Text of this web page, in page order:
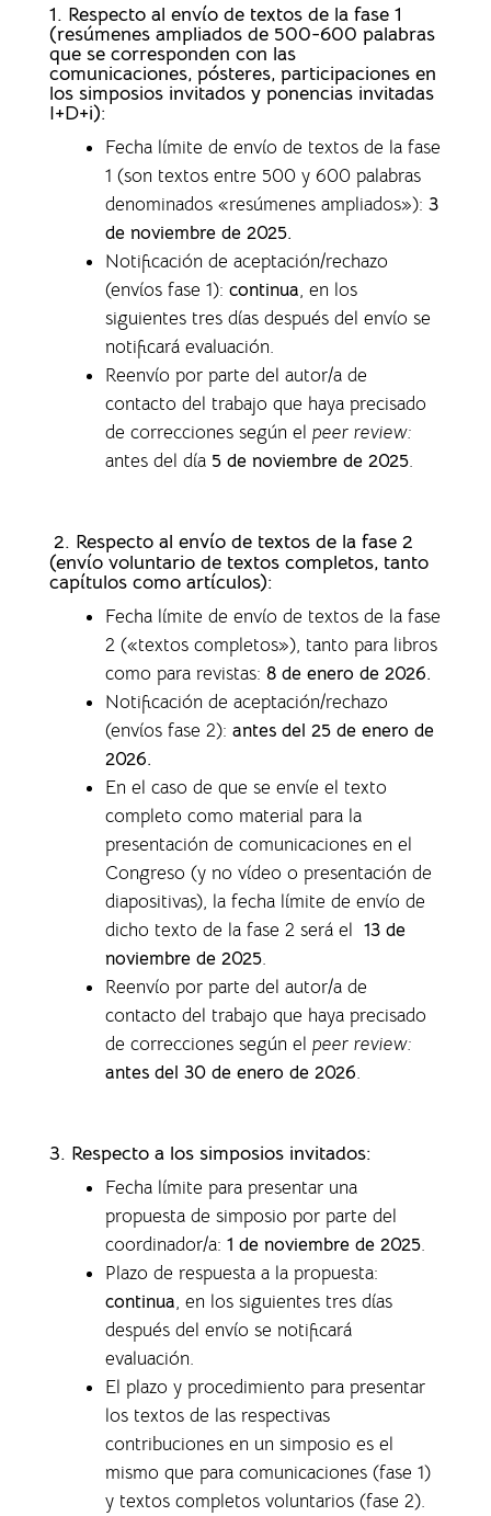
1. Respecto al envío de textos de la fase 1
(resúmenes ampliados de 500-600 palabras
que se corresponden con las
comunicaciones, pósteres, participaciones en
los simposios invitados y ponencias invitadas
I+D+i):
Fecha límite de envío de textos de la fase
1 (son textos entre 500 y 600 palabras
denominados «resúmenes ampliados»): 3
de noviembre de 2025.
Notificación de aceptación/rechazo
(envíos fase 1): continua, en los
siguientes tres días después del envío se
notificará evaluación.
Reenvío por parte del autor/a de
contacto del trabajo que haya precisado
de correcciones según el peer review:
antes del día 5 de noviembre de 2025.
2. Respecto al envío de textos de la fase 2
(envío voluntario de textos completos, tanto
capítulos como artículos):
Fecha límite de envío de textos de la fase
2 («textos completos»), tanto para libros
como para revistas: 8 de enero de 2026.
Notificación de aceptación/rechazo
(envíos fase 2): antes del 25 de enero de
2026.
En el caso de que se envíe el texto
completo como material para la
presentación de comunicaciones en el
Congreso (y no vídeo o presentación de
diapositivas), la fecha límite de envío de
dicho texto de la fase 2 será el 13 de
noviembre de 2025.
Reenvío por parte del autor/a de
contacto del trabajo que haya precisado
de correcciones según el peer review:
antes del 30 de enero de 2026.
3. Respecto a los simposios invitados:
Fecha límite para presentar una
propuesta de simposio por parte del
coordinador/a: 1 de noviembre de 2025.
Plazo de respuesta a la propuesta:
continua, en los siguientes tres días
después del envío se notificará
evaluación.
El plazo y procedimiento para presentar
los textos de las respectivas
contribuciones en un simposio es el
mismo que para comunicaciones (fase 1)
y textos completos voluntarios (fase 2).